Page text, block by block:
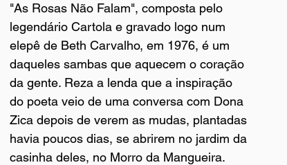
"As Rosas Não Falam", composta pelo
legendário Cartola e gravado logo num
elepê de Beth Carvalho, em 1976, é um
daqueles sambas que aquecem o coração
da gente. Reza a lenda que a inspiração
do poeta veio de uma conversa com Dona
Zica depois de verem as mudas, plantadas
havia poucos dias, se abrirem no jardim da
casinha deles, no Morro da Mangueira.